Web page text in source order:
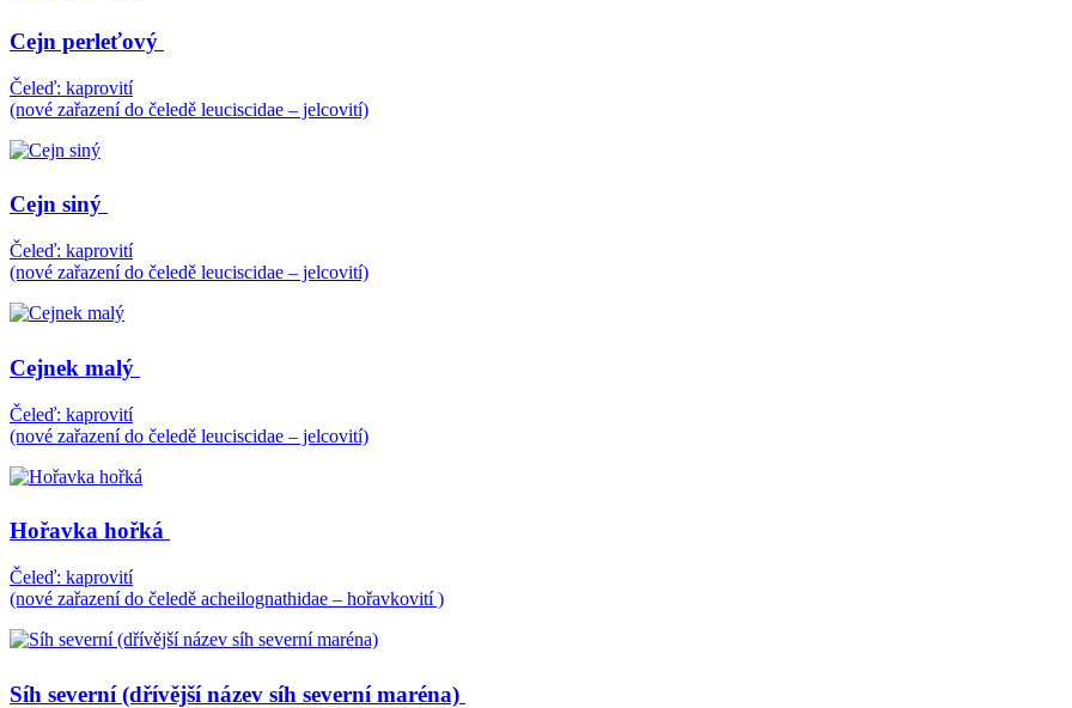
Cejn perleťový
Čeleď: kaprovití
(nové zařazení do čeledě leuciscidae – jelcovití)
Cejn siný
Čeleď: kaprovití
(nové zařazení do čeledě leuciscidae – jelcovití)
Cejnek malý
Čeleď: kaprovití
(nové zařazení do čeledě leuciscidae – jelcovití)
Hořavka hořká
Čeleď: kaprovití
(nové zařazení do čeledě acheilognathidae – hořavkovití )
Síh severní (dřívější název síh severní maréna)